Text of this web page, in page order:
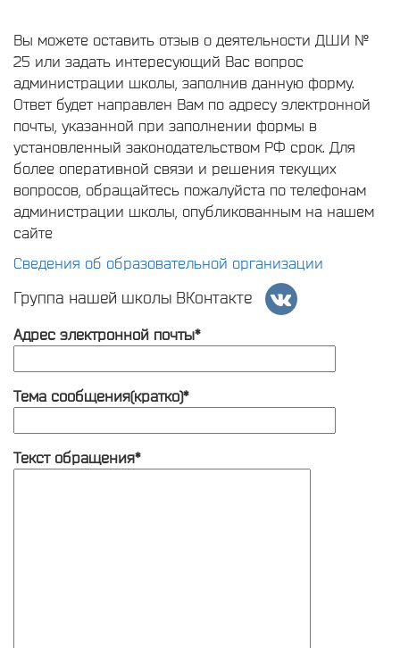
Вы можете оставить отзыв о деятельности ДШИ №
25 или задать интересующий Вас вопрос
администрации школы, заполнив данную форму.
Ответ будет направлен Вам по адресу электронной
почты, указанной при заполнении формы в
установленный законодательством РФ срок. Для
более оперативной связи и решения текущих
вопросов, обращайтесь пожалуйста по телефонам
администрации школы, опубликованным на нашем
сайте
Сведения об образовательной организации
Группа нашей школы ВКонтакте
Адрес электронной почты*
Тема сообщения(кратко)*
Текст обращения*